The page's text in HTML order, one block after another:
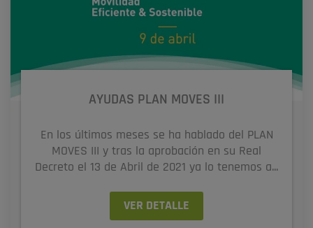
AYUDAS PLAN MOVES III
En los últimos meses se ha hablado del PLAN
MOVES III y tras la aprobación en su Real
Decreto el 13 de Abril de 2021 ya lo tenemos a...
VER DETALLE